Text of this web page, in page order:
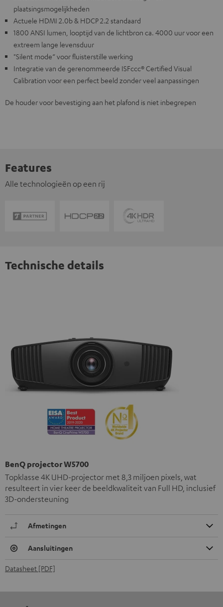
plaatsingsmogelijkheden
Actuele HDMI 2.0b & HDCP 2.2 standaard
1800 ANSI lumen, looptijd van de lichtbron ca. 4000 uur voor een
extreem lange levensduur
"Silent mode“ voor fluisterstille werking
Integratie van de gerenommeerde ISFccc® Certified Visual
Calibration voor een perfect beeld zonder veel aanpassingen
De houder voor bevestiging aan het plafond is niet inbegrepen
Features
Alle technologieën op een rij
Technische details
BenQ projector W5700
Topklasse 4K UHD-projector met 8,3 miljoen pixels, wat
resulteert in vier keer de beeldkwaliteit van Full HD, inclusief
3D-ondersteuning
Afmetingen
Aansluitingen
Datasheet [PDF]